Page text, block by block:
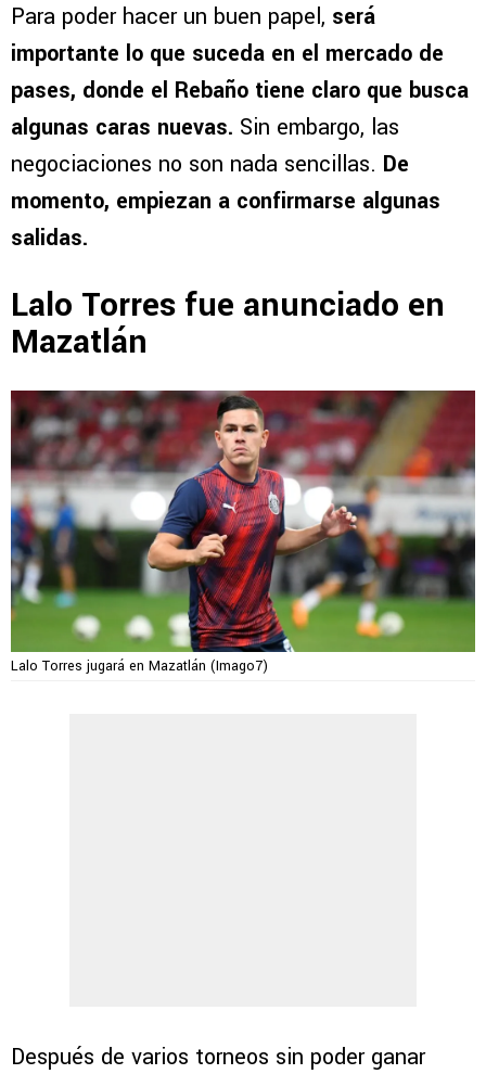
Para poder hacer un buen papel, será
importante lo que suceda en el mercado de
pases, donde el Rebaño tiene claro que busca
algunas caras nuevas. Sin embargo, las
negociaciones no son nada sencillas. De
momento, empiezan a confirmarse algunas
salidas.
Lalo Torres fue anunciado en
Mazatlán
Lalo Torres jugará en Mazatlán (Imago7)
Después de varios torneos sin poder ganar